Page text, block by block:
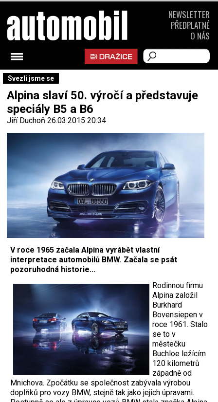
Svezli jsme se
Alpina slaví 50. výročí a představuje
speciály B5 a B6
Jiří Duchoň 26.03.2015 20:34
V roce 1965 začala Alpina vyrábět vlastní
interpretace automobilů BMW. Začala se psát
pozoruhodná historie...
Rodinnou firmu
Alpina založil
Burkhard
Bovensiepen v
roce 1961. Stalo
se to v
městečku
Buchloe ležícím
120 kilometrů
západně od
Mnichova. Zpočátku se společnost zabývala výrobou
doplňků pro vozy BMW, stejně tak jako jejich úpravami.
NEWSLETTER
PŘEDPLATNÉ
O NÁS